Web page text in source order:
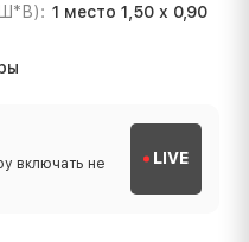
1 место 1,50 х 0,90
включать не
LIVE